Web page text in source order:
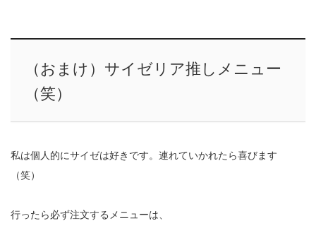
（おまけ）サイゼリア推しメニュー
（笑）
私は個人的にサイゼは好きです。連れていかれたら喜びます
（笑）
行ったら必ず注文するメニューは、